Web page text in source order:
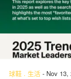
球鞋 . 生活 - Nov 13,